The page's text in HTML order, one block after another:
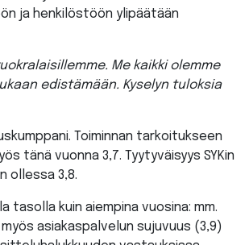
ja henkilöstöön ylipäätään
Me kaikki olemme
edistämään. Kyselyn tuloksia
Toiminnan tarkoitukseen
tänä vuonna 3,7. Tyytyväisyys SYKin
ollessa 3,8.
kuin aiempina vuosina: mm.
asiakaspalvelun sujuvuus (3,9)